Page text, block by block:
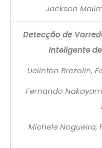
Jackson
Detecção de
Inteligente
Uelinton Brezolin,
Fernando
Michele Nogueira,